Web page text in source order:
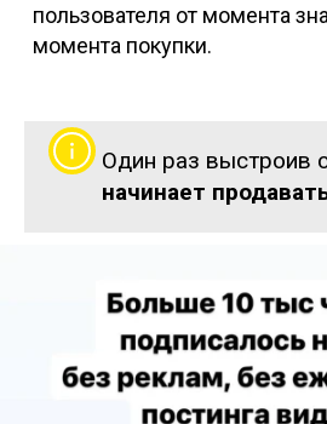
пользователя от момента
момента покупки.
Один раз выстроив
начинает